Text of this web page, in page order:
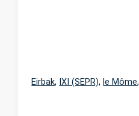
Eirbak, IXI (SEPR),le Môme